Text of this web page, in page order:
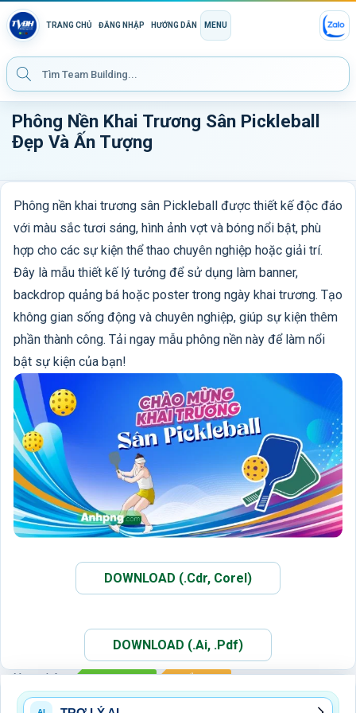
TRANG CHỦ ĐĂNG NHẬP HƯỚNG DẪN MENU
Phông Nền Khai Trương Sân Pickleball
Đẹp Và Ấn Tượng
Phông nền khai trương sân Pickleball được thiết kế độc đáo
với màu sắc tươi sáng, hình ảnh vợt và bóng nổi bật, phù
hợp cho các sự kiện thể thao chuyên nghiệp hoặc giải trí.
Đây là mẫu thiết kế lý tưởng để sử dụng làm banner,
backdrop quảng bá hoặc poster trong ngày khai trương. Tạo
không gian sống động và chuyên nghiệp, giúp sự kiện thêm
phần thành công. Tải ngay mẫu phông nền này để làm nổi
bật sự kiện của bạn!
DOWNLOAD (.Cdr, Corel)
DOWNLOAD (.Ai, .Pdf)
Xem thêm: